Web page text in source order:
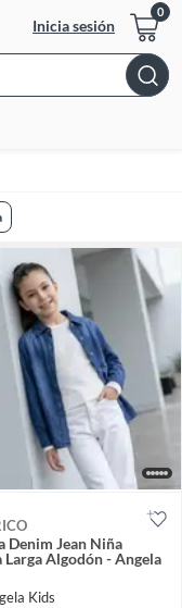
Inicia sesión
Denim Jean Niña
Larga Algodón - Angela
Kids